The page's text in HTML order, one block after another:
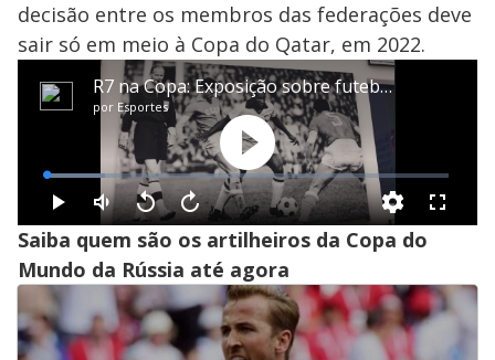
decisão entre os membros das federações deve
sair só em meio à Copa do Qatar, em 2022.
Saiba quem são os artilheiros da Copa do
Mundo da Rússia até agora